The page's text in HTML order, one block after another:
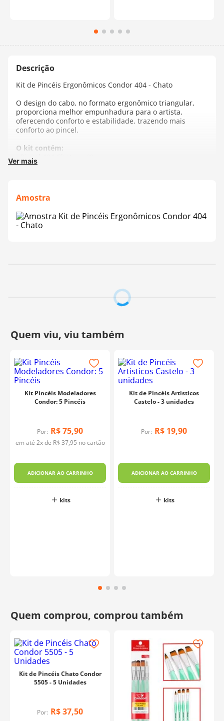
Kit de Pincéis Ergonômicos Condor 404 - Chato
O design do cabo, no formato ergonômico triangular,
proporciona melhor empunhadura para o artista,
oferecendo conforto e estabilidade, trazendo mais
conforto ao pincel.
O kit contém:
- Pincel 404 Chato - nº2
- Pincel 404 Chato - nº6
Ponta:
Filamento sintético de alta qualidade e
durabilidade
Cabo:Ergonômico - Plástico
Ver mais
Amostra
Kit Pincéis Modeladores
Condor: 5 Pincéis
Por: R$75,90
em até 2x de R$ 37,95 no cartão
ADICIONAR AO CARRINHO
kits
Kit de Pincéis Artisticos
Castelo - 3 unidades
Por: R$ 19,90
ADICIONAR AO CARRINHO
kits
Kit de Pincéis Chato Condor
5505 - 5 Unidades
Por: R$37,50